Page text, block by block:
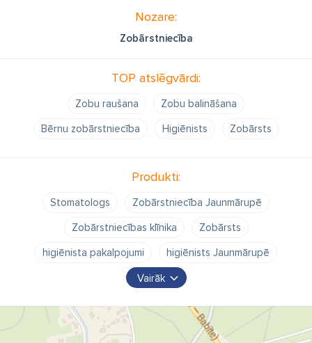
Nozare:
Zobārstniecība
TOP atslēgvārdi:
Zobu raušana
Zobu balināšana
Bērnu zobārstniecība
Higiēnists Zobārsts
Produkti:
Stomatologs
Zobārstniecība Jaunmārupē
Zobārstniecības klīnika
Zobārsts
higiēnista pakalpojumi
higiēnists Jaunmārupē
stomatoloģija
zobu higiēna
zobārsti zobārstniecība zobārsts
Vairāk